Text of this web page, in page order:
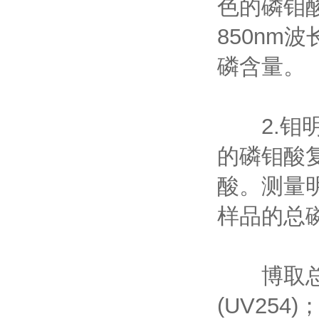
色的磷钼
850nm波
磷含量。
2.钼明
的磷钼酸
酸。测量
样品的总
博取总
(UV254)